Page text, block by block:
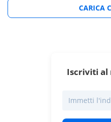
CARICA
Iscriviti al